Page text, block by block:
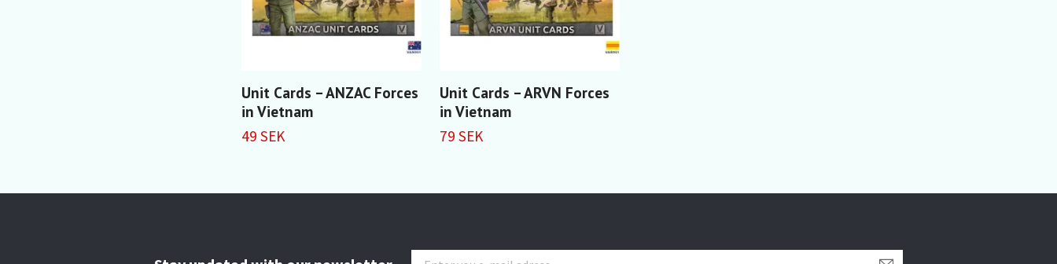
Unit Cards – ANZAC Forces
in Vietnam
49 SEK
Unit Cards – ARVN Forces
in Vietnam
79 SEK